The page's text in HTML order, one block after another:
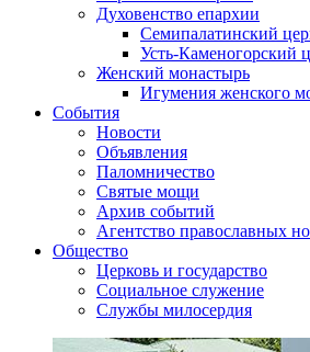
Духовенство епархии
Семипалатинский
Усть-Каменогорский
Женский монастырь
Игумения женского
События
Новости
Объявления
Паломничество
Святые мощи
Архив событий
Агентство православных
Общество
Церковь и государство
Социальное служение
Службы милосердия